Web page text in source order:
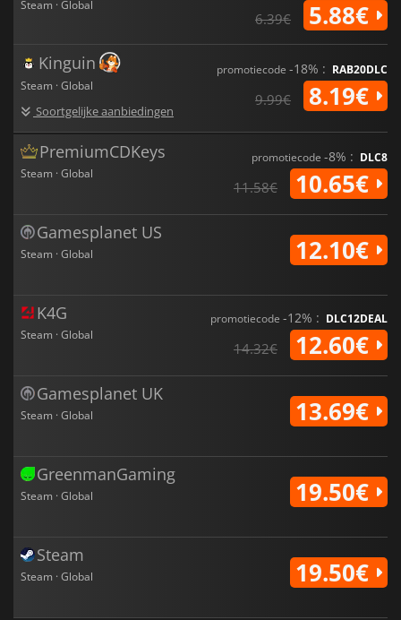
Steam · Global
6.39€ 5.88€
Kinguin
Steam · Global
Soortgelijke aanbiedingen
promotiecode -18% : RAB20DLC
9.99€ 8.19€
PremiumCDKeys
Steam · Global
promotiecode -8% : DLC8
11.58€ 10.65€
Gamesplanet US
Steam · Global 12.10€
K4G
Steam · Global
promotiecode -12% : DLC12DEAL
14.32€ 12.60€
Gamesplanet UK
Steam · Global 13.69€
GreenmanGaming
Steam · Global 19.50€
Steam
Steam · Global 19.50€